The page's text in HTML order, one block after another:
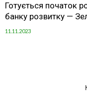
Готується початок
банку розвитку —
11.11.2023